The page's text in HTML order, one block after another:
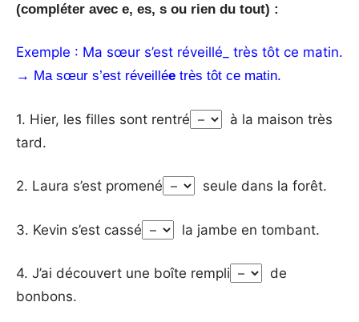
(compléter avec e, es, s ou rien du tout) :
Exemple : Ma sœur s’est réveillé_ très tôt ce matin.
→ Ma sœur s’est réveillée très tôt ce matin.
1. Hier, les filles sont rentré
à la maison très
tard.
2. Laura s’est promené seule dans la forêt.
3. Kevin s’est cassé la jambe en tombant.
4. J’ai découvert une boîte rempli
de
bonbons.